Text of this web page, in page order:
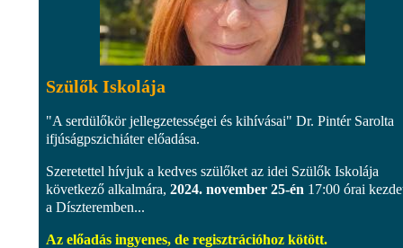
Szülők Iskolája
"A serdülőkör jellegzetességei és kihívásai" Dr. Pintér Sarolta
ifjúságpszichiáter előadása.
Szeretettel hívjuk a kedves szülőket az idei Szülők Iskolája
következő alkalmára, 2024. november 25-én 17:00 órai
a Díszteremben...
Az előadás ingyenes, de regisztrációhoz kötött.